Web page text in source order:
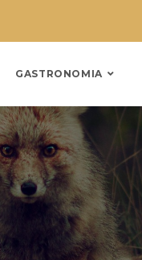
GASTRONOMIA